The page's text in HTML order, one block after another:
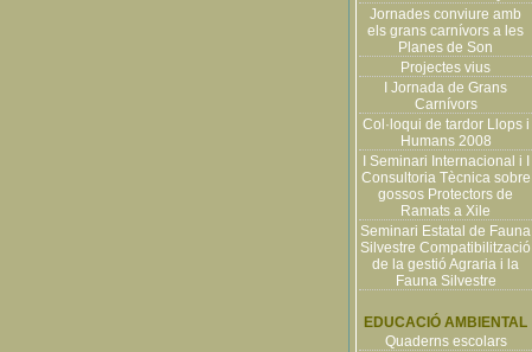
Jornades conviure amb
els grans carnívors a les
Planes de Son
Projectes vius
I Jornada de Grans
Carnívors
Col·loqui de tardor Llops i
Humans 2008
I Seminari Internacional i I
Consultoria Tècnica sobre
gossos Protectors de
Ramats a Xile
Seminari Estatal de Fauna
Silvestre Compatibilització
de la gestió Agraria i la
Fauna Silvestre
EDUCACIÓ AMBIENTAL
Quaderns escolars